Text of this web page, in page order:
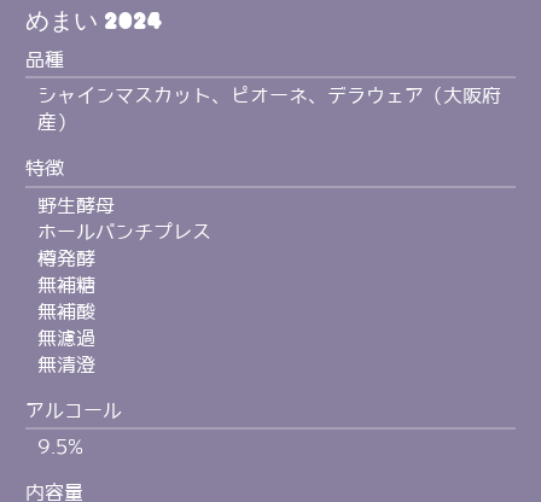
めまい 2024
品種
シャインマスカット、ピオーネ、デラウェア（大阪府
産）
特徴
野生酵母
ホールバンチプレス
樽発酵
無補糖
無補酸
無濾過
無清澄
アルコール
9.5%
内容量